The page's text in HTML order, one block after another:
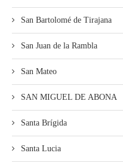
San Bartolomé de Tirajana
San Juan de la Rambla
San Mateo
SAN MIGUEL DE ABONA
Santa Brígida
Santa Lucia